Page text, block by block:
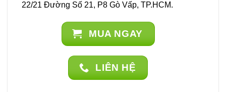
22/21 Đường Số 21, P8 Gò Vấp, TP.HCM.
MUA NGAY
LIÊN HỆ